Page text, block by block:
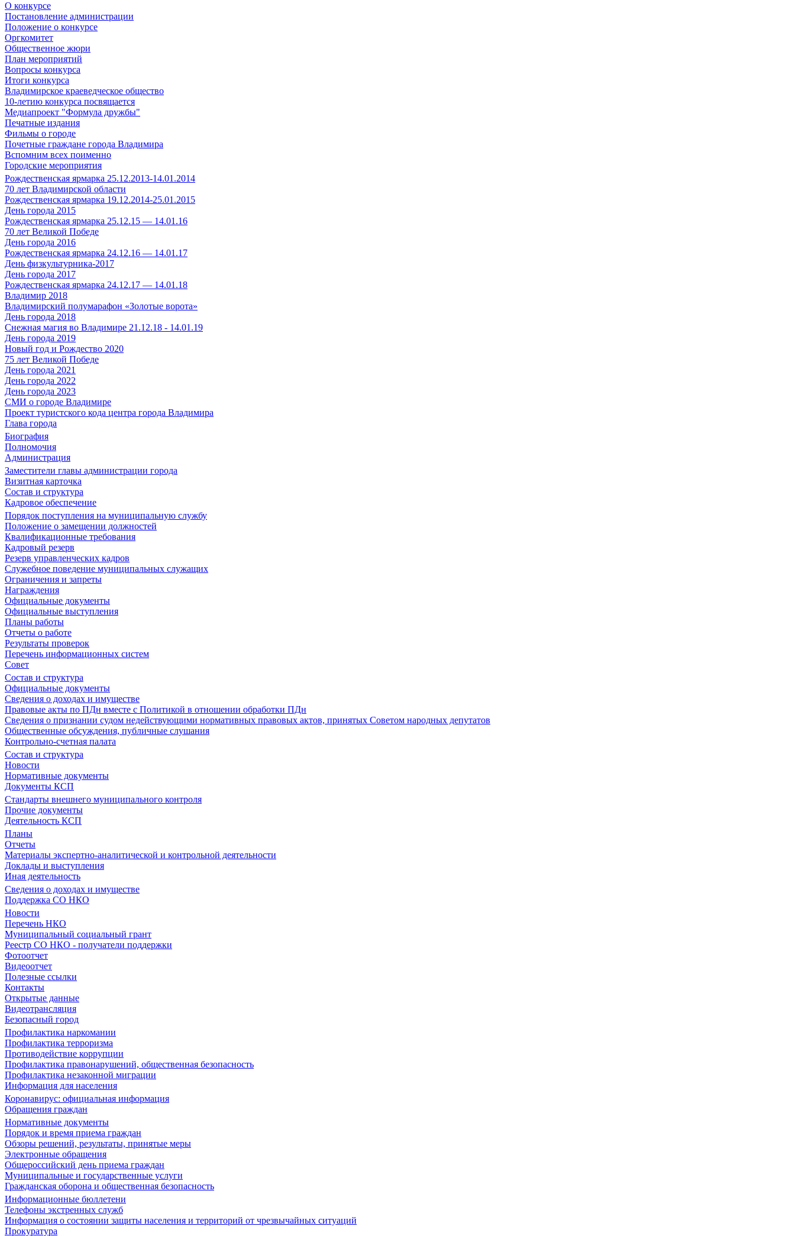
О конкурсе
Постановление администрации
Положение о конкурсе
Оргкомитет
Общественное жюри
План мероприятий
Вопросы конкурса
Итоги конкурса
Владимирское краеведческое общество
10-летию конкурса посвящается
Медиапроект "Формула дружбы"
Печатные издания
Фильмы о городе
Почетные граждане города Владимира
Вспомним всех поименно
Городские мероприятия
Рождественская ярмарка 25.12.2013-14.01.2014
70 лет Владимирской области
Рождественская ярмарка 19.12.2014-25.01.2015
День города 2015
Рождественская ярмарка 25.12.15 — 14.01.16
70 лет Великой Победе
День города 2016
Рождественская ярмарка 24.12.16 — 14.01.17
День физкультурника-2017
День города 2017
Рождественская ярмарка 24.12.17 — 14.01.18
Владимир 2018
Владимирский полумарафон «Золотые ворота»
День города 2018
Снежная магия во Владимире 21.12.18 - 14.01.19
День города 2019
Новый год и Рождество 2020
75 лет Великой Победе
День города 2021
День города 2022
День города 2023
СМИ о городе Владимире
Проект туристского кода центра города Владимира
Глава города
Биография
Полномочия
Администрация
Заместители главы администрации города
Визитная карточка
Состав и структура
Кадровое обеспечение
Порядок поступления на муниципальную службу
Положение о замещении должностей
Квалификационные требования
Кадровый резерв
Резерв управленческих кадров
Служебное поведение муниципальных служащих
Ограничения и запреты
Награждения
Официальные документы
Официальные выступления
Планы работы
Отчеты о работе
Результаты проверок
Перечень информационных систем
Совет
Состав и структура
Официальные документы
Сведения о доходах и имуществе
Правовые акты по ПДн вместе с Политикой в отношении обработки ПДн
Сведения о признании судом недействующими нормативных правовых актов, принятых Советом народных депутатов
Общественные обсуждения, публичные слушания
Контрольно-счетная палата
Состав и структура
Новости
Нормативные документы
Документы КСП
Стандарты внешнего муниципального контроля
Прочие документы
Деятельность КСП
Планы
Отчеты
Материалы экспертно-аналитической и контрольной деятельности
Доклады и выступления
Иная деятельность
Сведения о доходах и имуществе
Поддержка СО НКО
Новости
Перечень НКО
Муниципальный социальный грант
Реестр СО НКО - получатели поддержки
Фотоотчет
Видеоотчет
Полезные ссылки
Контакты
Открытые данные
Видеотрансляция
Безопасный город
Профилактика наркомании
Профилактика терроризма
Противодействие коррупции
Профилактика правонарушений, общественная безопасность
Профилактика незаконной миграции
Информация для населения
Коронавирус: официальная информация
Обращения граждан
Нормативные документы
Порядок и время приема граждан
Обзоры решений, результаты, принятые меры
Электронные обращения
Общероссийский день приема граждан
Муниципальные и государственные услуги
Гражданская оборона и общественная безопасность
Информационные бюллетени
Телефоны экстренных служб
Информация о состоянии защиты населения и территорий от чрезвычайных ситуаций
Прокуратура